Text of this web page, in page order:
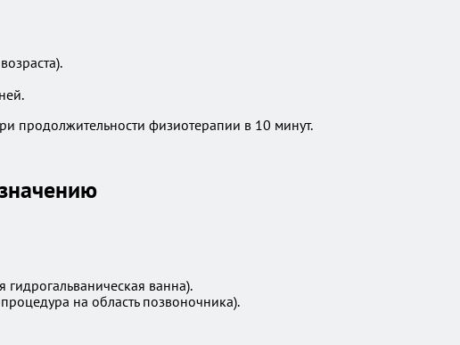
продолжительности физиотерапии в 10 минут.
ванна).
на область позвоночника).